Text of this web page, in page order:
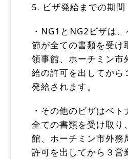
5. ビザ発給までの期間
・NG1とNG2ビザは
節が全ての書類を受け
領事館、ホーチミン市
給の許可を出してから
発給されます。
・その他のビザはベ
全ての書類を受け取り
館、ホーチミン市外務
許可を出してから３営